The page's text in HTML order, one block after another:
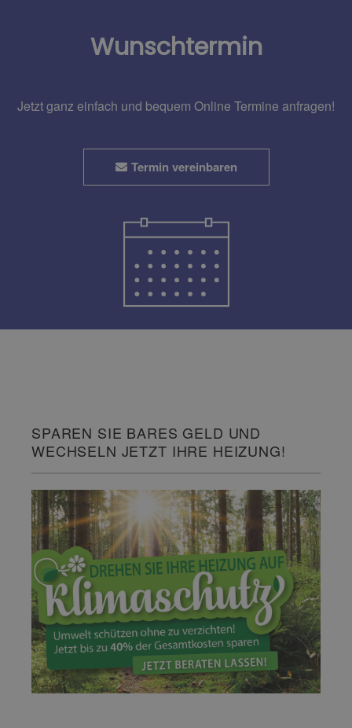
Wunschtermin
Jetzt ganz einfach und bequem Online Termine anfragen!
Termin vereinbaren
SPAREN SIE BARES GELD UND
WECHSELN JETZT IHRE HEIZUNG!